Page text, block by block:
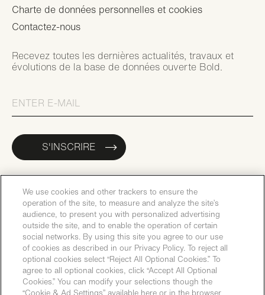
Charte de données personnelles et cookies
Contactez-nous
Recevez toutes les dernières actualités, travaux et
évolutions de la base de données ouverte Bold.
S'INSCRIRE
We use cookies and other trackers to ensure the
operation of the site, to measure and analyze the site’s
audience, to present you with personalized advertising
outside the site, and to enable the operation of certain
social networks. By using this site you agree to our use
of cookies as described in our Privacy Policy. To reject all
optional cookies select “Reject All Optional Cookies.” To
agree to all optional cookies, click “Accept All Optional
Cookies.” You can modify your selections though the